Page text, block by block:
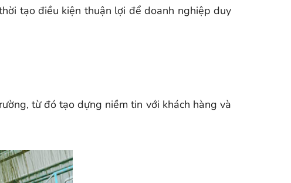
tạo điều kiện thuận lợi để doanh nghiệp duy
từ đó tạo dựng niềm tin với khách hàng và